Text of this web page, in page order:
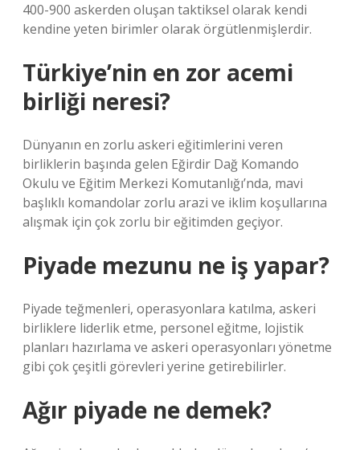
400-900 askerden oluşan taktiksel olarak kendi
kendine yeten birimler olarak örgütlenmişlerdir.
Türkiye’nin en zor acemi
birliği neresi?
Dünyanın en zorlu askeri eğitimlerini veren
birliklerin başında gelen Eğirdir Dağ Komando
Okulu ve Eğitim Merkezi Komutanlığı’nda, mavi
başlıklı komandolar zorlu arazi ve iklim koşullarına
alışmak için çok zorlu bir eğitimden geçiyor.
Piyade mezunu ne iş yapar?
Piyade teğmenleri, operasyonlara katılma, askeri
birliklere liderlik etme, personel eğitme, lojistik
planları hazırlama ve askeri operasyonları yönetme
gibi çok çeşitli görevleri yerine getirebilirler.
Ağır piyade ne demek?